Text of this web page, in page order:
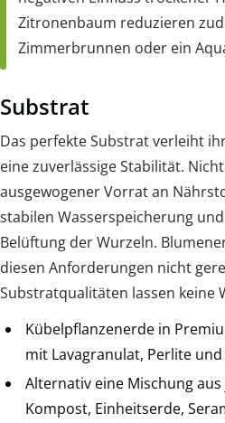
Zitronenbaum reduzieren
Zimmerbrunnen oder ein
Substrat
Das perfekte Substrat verleiht
eine zuverlässige Stabilität.
ausgewogener Vorrat an
stabilen Wasserspeicherung
Belüftung der Wurzeln.
diesen Anforderungen nicht
Substratqualitäten lassen keine
Kübelpflanzenerde in
mit Lavagranulat, Perlite
Alternativ eine Mischung
Kompost, Einheitserde,